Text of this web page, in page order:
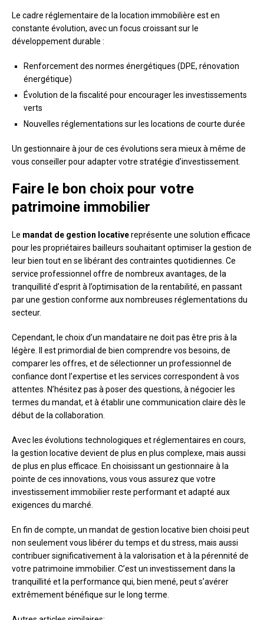
Le cadre réglementaire de la location immobilière est en
constante évolution, avec un focus croissant sur le
développement durable :
Renforcement des normes énergétiques (DPE, rénovation
énergétique)
Évolution de la fiscalité pour encourager les investissements
verts
Nouvelles réglementations sur les locations de courte durée
Un gestionnaire à jour de ces évolutions sera mieux à même de
vous conseiller pour adapter votre stratégie d’investissement.
Faire le bon choix pour votre
patrimoine immobilier
Le mandat de gestion locativereprésente une solution efficace
pour les propriétaires bailleurs souhaitant optimiser la gestion de
leur bien tout en se libérant des contraintes quotidiennes. Ce
service professionnel offre de nombreux avantages, de la
tranquillité d’esprit à l’optimisation de la rentabilité, en passant
par une gestion conforme aux nombreuses réglementations du
secteur.
Cependant, le choix d’un mandataire ne doit pas être pris à la
légère. Il est primordial de bien comprendre vos besoins, de
comparer les offres, et de sélectionner un professionnel de
confiance dont l’expertise et les services correspondent à vos
attentes. N’hésitez pas à poser des questions, à négocier les
termes du mandat, et à établir une communication claire dès le
début de la collaboration.
Avec les évolutions technologiques et réglementaires en cours,
la gestion locative devient de plus en plus complexe, mais aussi
de plus en plus efficace. En choisissant un gestionnaire à la
pointe de ces innovations, vous vous assurez que votre
investissement immobilier reste performant et adapté aux
exigences du marché.
En fin de compte, un mandat de gestion locative bien choisi peut
non seulement vous libérer du temps et du stress, mais aussi
contribuer significativement à la valorisation et à la pérennité de
votre patrimoine immobilier. C’est un investissement dans la
tranquillité et la performance qui, bien mené, peut s’avérer
extrêmement bénéfique sur le long terme.